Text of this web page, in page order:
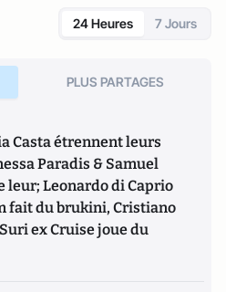
24 Heures 7 Jours
PLUS PARTAGES
Casta étrennent leurs
Paradis & Samuel
Leonardo di Caprio
fait du brukini, Cristiano
ex Cruise joue du